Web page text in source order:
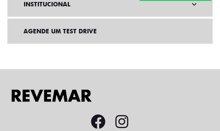
INSTITUCIONAL
AGENDE UM TEST DRIVE